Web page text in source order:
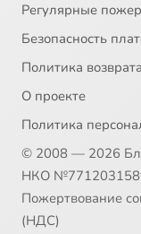
Регулярные
Безопасность
Политика возврата
О проекте
Политика
© 2008 — 2026
НКО
Пожертвование
(НДС)